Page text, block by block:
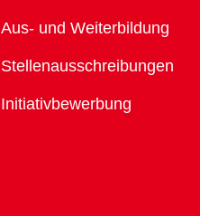
Aus- und Weiterbildung
Stellenausschreibungen
Initiativbewerbung